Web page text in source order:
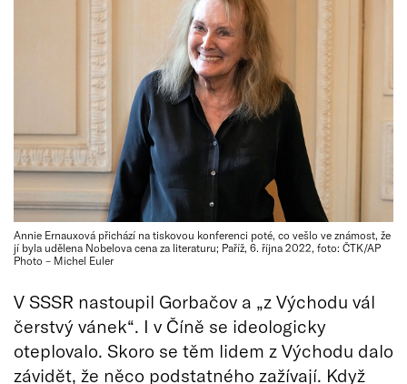
Annie Ernauxová přichází na tiskovou konferenci poté, co vešlo ve známost, že
jí byla udělena Nobelova cena za literaturu; Paříž, 6. října 2022, foto: ČTK/AP
Photo – Michel Euler
V SSSR nastoupil Gorbačov a „z Východu vál
čerstvý vánek“. I v Číně se ideologicky
oteplovalo. Skoro se těm lidem z Východu dalo
závidět, že něco podstatného zažívají. Když